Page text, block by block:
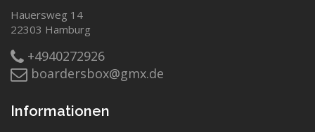
Hauersweg 14
22303 Hamburg
+4940272926
boardersbox@gmx.de
Informationen